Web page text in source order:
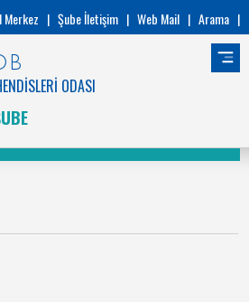
Merkez | Şube İletişim | Web Mail | Arama |
ODASI